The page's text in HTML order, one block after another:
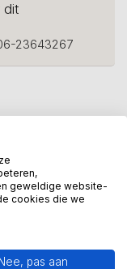
dit
23643267
geweldige website-
cookies die we
pas aan